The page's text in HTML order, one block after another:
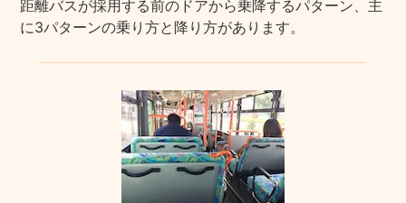
距離バスが採用する前のドアから乗降するパターン、主
に3パターンの乗り方と降り方があります。